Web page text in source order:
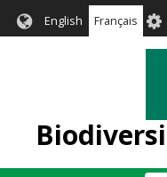
English Français